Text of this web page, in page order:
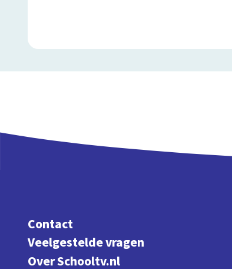
Contact
Veelgestelde vragen
Over Schooltv.nl